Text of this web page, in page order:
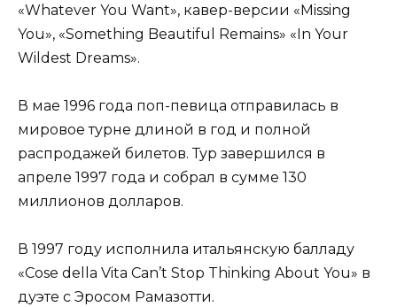
«Whatever You Want», кавер-версии «Missing
You», «Something Beautiful Remains» «In Your
Wildest Dreams».
В мае 1996 года поп-певица отправилась в
мировое турне длиной в год и полной
распродажей билетов. Тур завершился в
апреле 1997 года и собрал в сумме 130
миллионов долларов.
В 1997 году исполнила итальянскую балладу
«Cose della Vita Can’t Stop Thinking About You» в
дуэте с Эросом Рамазотти.